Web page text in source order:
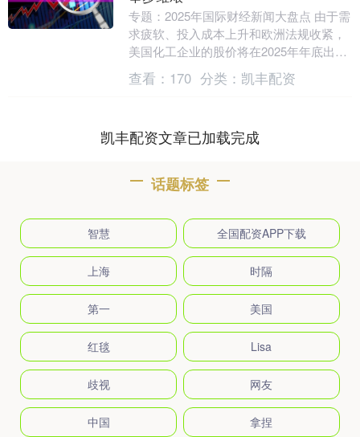
专题：2025年国际财经新闻大盘点 由于需
求疲软、投入成本上升和欧洲法规收紧，
美国化工企业的股价将在2025年年底出现
下跌。 化工企业服务于汽车、建筑、医疗
和电....
查看： 170 分类： 凯丰配资
凯丰配资文章已加载完成
话题标签
智慧 全国配资APP下载
上海 时隔
第一 美国
红毯 Lisa
歧视 网友
中国 拿捏